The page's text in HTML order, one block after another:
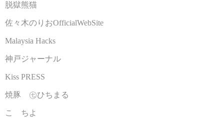
脱獄熊猫
佐々木のりおOfficialWebSite
Malaysia Hacks
神戸ジャーナル
Kiss PRESS
焼豚 ㊆ひちまる
こゝちよ